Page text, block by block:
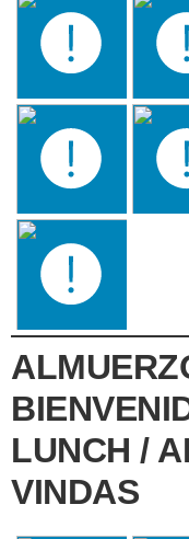
LUNCH /
VINDAS